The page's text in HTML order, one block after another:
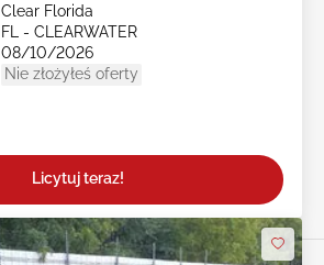
Clear Florida
FL - CLEARWATER
08/10/2026
Nie złożyłeś oferty
Licytuj teraz!